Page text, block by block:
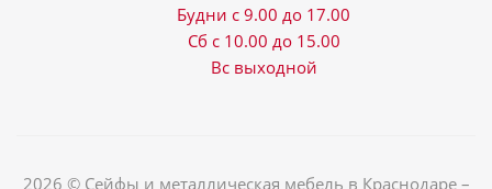
Будни с 9.00 до 17.00
Сб с 10.00 до 15.00
Вс выходной
2026 © Сейфы и металлическая мебель в Краснодаре –